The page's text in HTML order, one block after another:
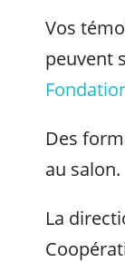
Vos
peuvent
Des
au salon.
La